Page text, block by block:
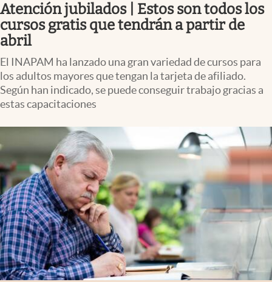
Pc y celular
Vida y estilo
Tv
Clima
abre en nueva pestaña
México
Atención jubilados | Estos son todos los
cursos gratis que tendrán a partir de
abril
El INAPAM ha lanzado una gran variedad de cursos para
los adultos mayores que tengan la tarjeta de afiliado.
Según han indicado, se puede conseguir trabajo gracias a
estas capacitaciones